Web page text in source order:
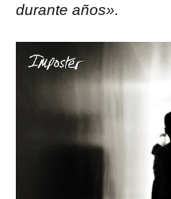
durante años».